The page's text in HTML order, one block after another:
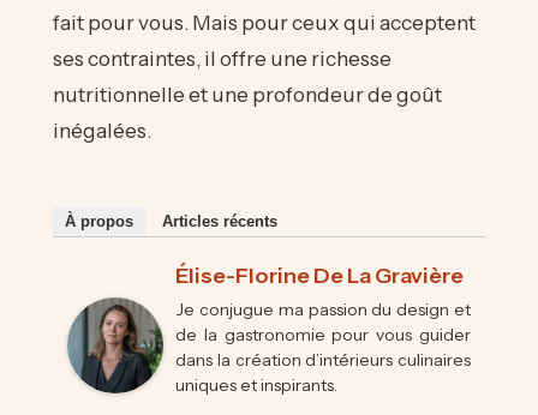
fait pour vous. Mais pour ceux qui acceptent
ses contraintes, il offre une richesse
nutritionnelle et une profondeur de goût
inégalées.
À propos Articles récents
Élise-Florine De La Gravière
Je conjugue ma passion du design et
de la gastronomie pour vous guider
dans la création d’intérieurs culinaires
uniques et inspirants.